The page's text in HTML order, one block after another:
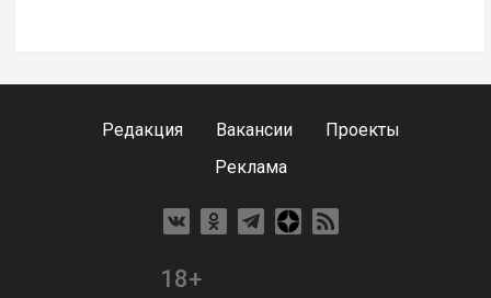
Редакция Вакансии
Проекты
Реклама
18+